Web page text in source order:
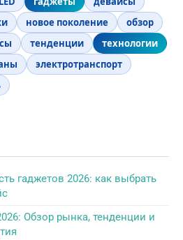
новое поколение
обзор
тенденции
технологии
электротранспорт
гаджетов 2026: как выбрать
Обзор рынка, тенденции и